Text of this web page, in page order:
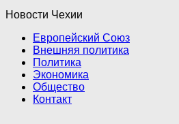
Новости Чехии
Европейский Союз
Внешняя политика
Политика
Экономика
Общество
Контакт